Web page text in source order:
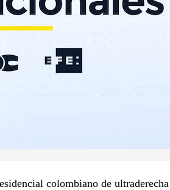
colombiano de ultraderecha